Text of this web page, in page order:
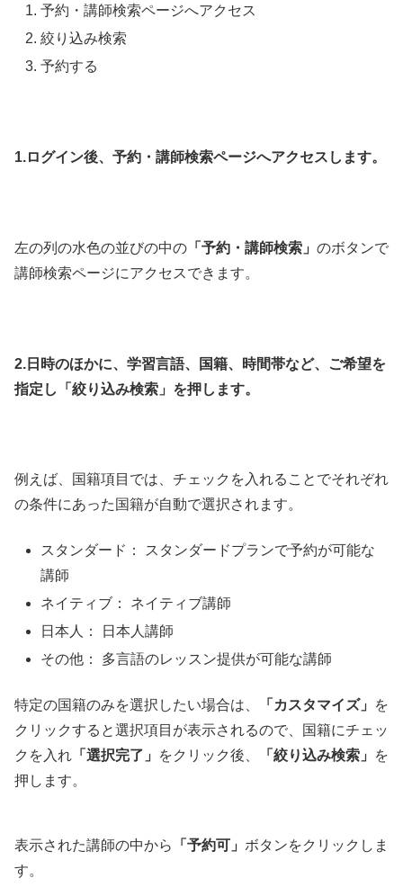
予約・講師検索ページへアクセス
絞り込み検索
予約する
1.ログイン後、予約・講師検索ページへアクセスします。
左の列の水色の並びの中の 「予約・講師検索」 のボタンで
講師検索ページにアクセスできます。
2.日時のほかに、学習言語、国籍、時間帯など、ご希望を
指定し「絞り込み検索」を押します。
例えば、国籍項目では、チェックを入れることでそれぞれ
の条件にあった国籍が自動で選択されます。
スタンダード： スタンダードプランで予約が可能な
講師
ネイティブ： ネイティブ講師
日本人： 日本人講師
その他： 多言語のレッスン提供が可能な講師
特定の国籍のみを選択したい場合は、 「カスタマイズ」
を
クリックすると選択項目が表示されるので、国籍にチェッ
クを入れ 「選択完了」 をクリック後、 「絞り込み検索」
を
押します。
表示された講師の中から 「予約可」 ボタンをクリックしま
す。